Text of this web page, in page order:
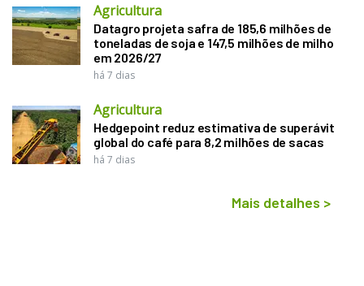
Agricultura
Datagro projeta safra de 185,6 milhões de
toneladas de soja e 147,5 milhões de milho
em 2026/27
há 7 dias
Agricultura
Hedgepoint reduz estimativa de superávit
global do café para 8,2 milhões de sacas
há 7 dias
Mais detalhes >